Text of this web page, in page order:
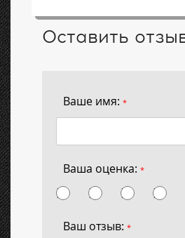
Оставить
Ваше имя: *
Ваша оценка: *
Ваш отзыв: *